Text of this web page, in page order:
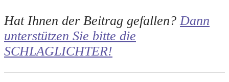
Hat Ihnen der Beitrag gefallen? Dann
unterstützen Sie bitte die
SCHLAGLICHTER!